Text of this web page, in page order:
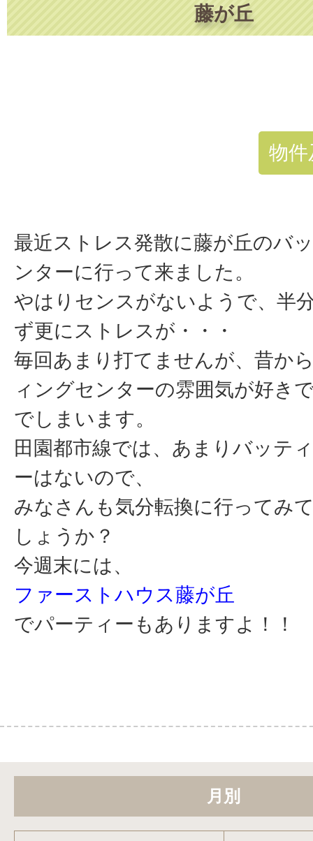
藤が丘
物件
最近ストレス発散に藤が丘のバ
ンターに行って来ました。
やはりセンスがないようで、半
ず更にストレスが・・・
毎回あまり打てませんが、昔か
ィングセンターの雰囲気が好き
でしまいます。
田園都市線では、あまりバッテ
ーはないので、
みなさんも気分転換に行ってみ
しょうか？
今週末には、
ファーストハウス藤が丘
でパーティーもありますよ！！
月別